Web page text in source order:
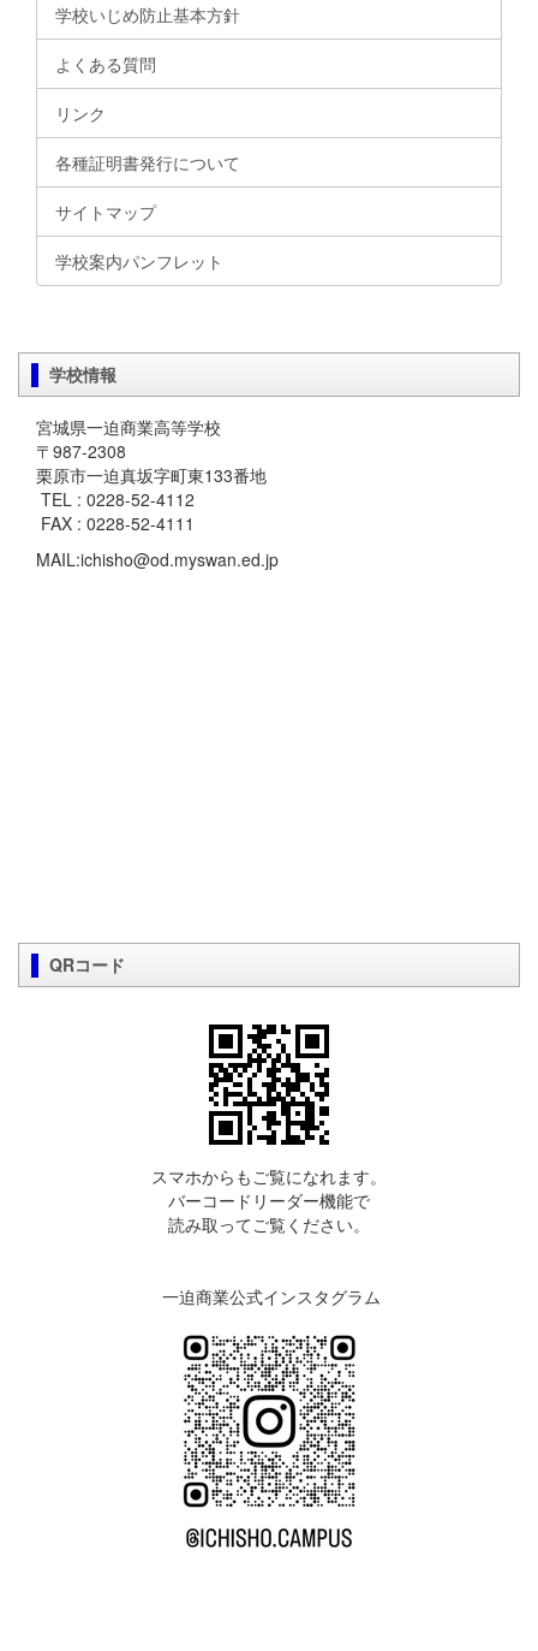
学校いじめ防止基本方針
よくある質問
リンク
各種証明書発行について
サイトマップ
学校案内パンフレット
学校情報
宮城県一迫商業高等学校
〒987-2308
栗原市一迫真坂字町東133番地
TEL : 0228-52-4112
FAX : 0228-52-4111
MAIL:ichisho@od.myswan.ed.jp
QRコード
スマホからもご覧になれます。
バーコードリーダー機能で
読み取ってご覧ください。
一迫商業公式インスタグラム